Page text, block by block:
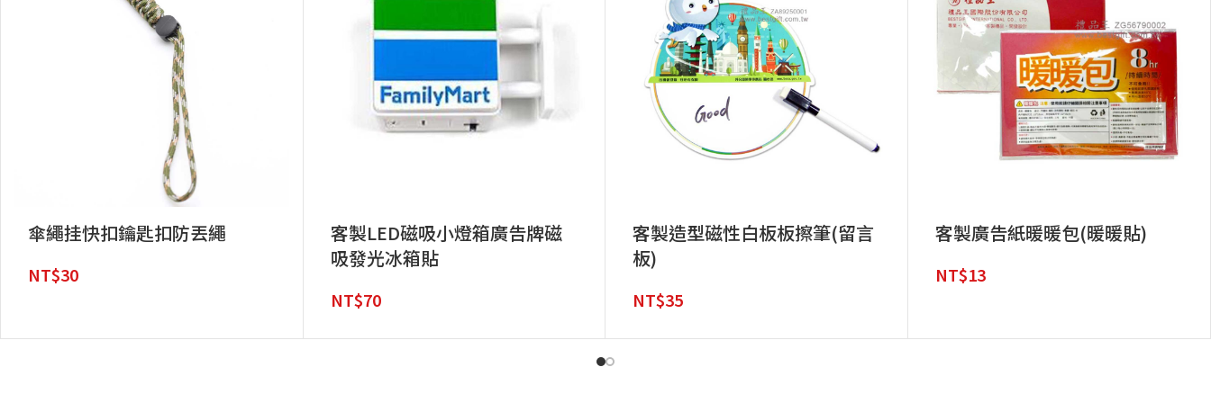
傘繩挂快扣鑰匙扣防丟繩
NT$30
客製LED磁吸小燈箱廣告牌磁
吸發光冰箱貼
NT$70
客製造型磁性白板板擦筆(留言
板)
NT$35
客製廣告紙暖暖包(暖暖貼)
NT$13